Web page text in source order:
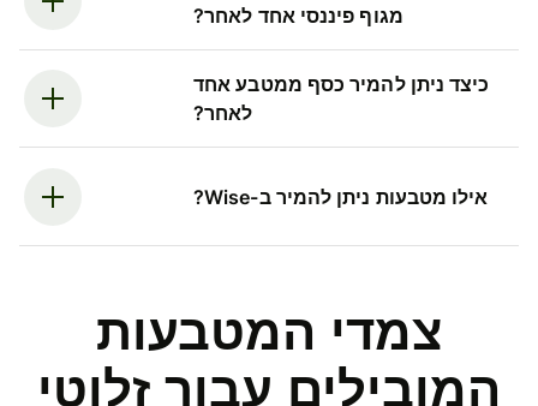
מגוף פיננסי אחד לאחר?
כיצד ניתן להמיר כסף ממטבע אחד
לאחר?
אילו מטבעות ניתן להמיר ב-Wise?
צמדי המטבעות
המובילים עבור זלוטי